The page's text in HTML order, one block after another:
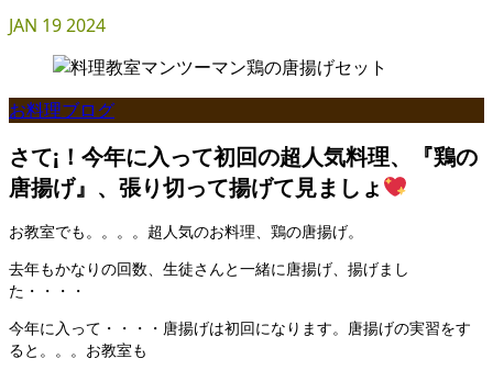
JAN 192024
お料理ブログ
さて¡！今年に入って初回の超人気料理、『鶏の
唐揚げ』、張り切って揚げて見ましょ
お教室でも。。。。超人気のお料理、鶏の唐揚げ。
去年もかなりの回数、生徒さんと一緒に唐揚げ、揚げまし
た・・・・
今年に入って・・・・唐揚げは初回になります。唐揚げの実習をす
ると。。。お教室も